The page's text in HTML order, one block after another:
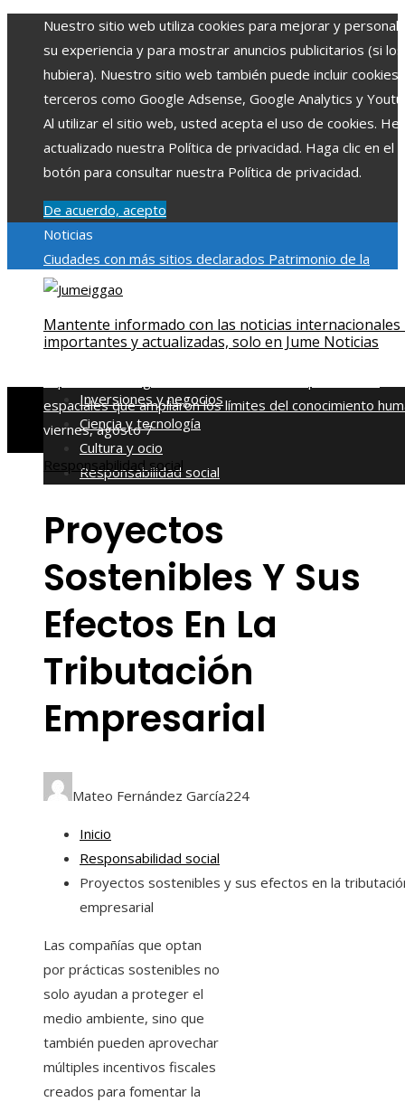
Nuestro sitio web utiliza cookies para mejorar y
su experiencia y para mostrar anuncios publicitarios (si los
hubiera). Nuestro sitio web también puede incluir cookies
terceros como Google Adsense, Google Analytics y
Al utilizar el sitio web, usted acepta el uso de cookies.
actualizado nuestra Política de privacidad. Haga clic en el
botón para consultar nuestra Política de privacidad.
De acuerdo, acepto
Noticias
Ciudades con más sitios declarados Patrimonio de la
Humanidad y su importancia
la inversión productiva y reducir la fragmentación
en Bosnia y Herzegovina
La gran depresión de 1929 y su
espaciales que ampliaron los límites del conocimiento
viernes, agosto 7
Mantente informado con las noticias internacionales
importantes y actualizadas, solo en Jume Noticias
Inversiones y negocios
Ciencia y tecnología
Cultura y ocio
Responsabilidad social
Responsabilidad social
Proyectos
Sostenibles Y Sus
Efectos En La
Tributación
Empresarial
Mateo Fernández García224
Inicio
Responsabilidad social
Proyectos sostenibles y sus efectos en la
empresarial
Las compañías que optan
por prácticas sostenibles no
solo ayudan a proteger el
medio ambiente, sino que
también pueden aprovechar
múltiples incentivos fiscales
creados para fomentar la